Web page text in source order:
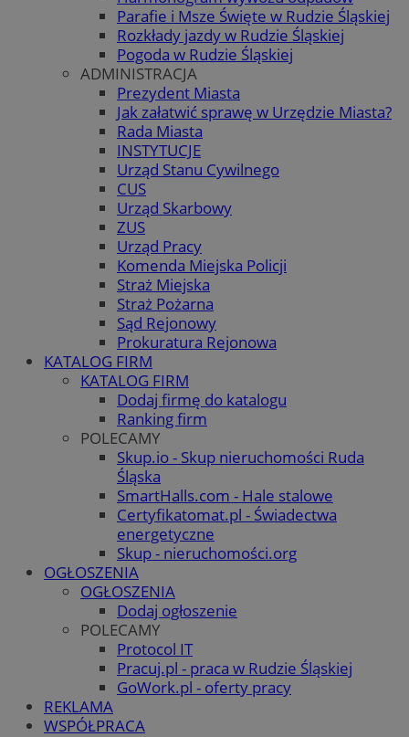
Parafie i Msze Święte w Rudzie Śląskiej
Rozkłady jazdy w Rudzie Śląskiej
Pogoda w Rudzie Śląskiej
ADMINISTRACJA
Prezydent Miasta
Jak załatwić sprawę w Urzędzie Miasta?
Rada Miasta
INSTYTUCJE
Urząd Stanu Cywilnego
CUS
Urząd Skarbowy
ZUS
Urząd Pracy
Komenda Miejska Policji
Straż Miejska
Straż Pożarna
Sąd Rejonowy
Prokuratura Rejonowa
KATALOG FIRM
KATALOG FIRM
Dodaj firmę do katalogu
Ranking firm
POLECAMY
Skup.io - Skup nieruchomości Ruda
Śląska
SmartHalls.com - Hale stalowe
Certyfikatomat.pl - Świadectwa
energetyczne
Skup - nieruchomości.org
OGŁOSZENIA
OGŁOSZENIA
Dodaj ogłoszenie
POLECAMY
Protocol IT
Pracuj.pl - praca w Rudzie Śląskiej
GoWork.pl - oferty pracy
REKLAMA
WSPÓŁPRACA